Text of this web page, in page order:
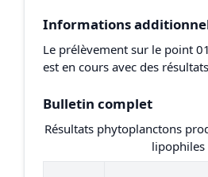
Informations
Le prélèvement sur le point
est en cours avec des
Bulletin complet
Résultats phytoplanctons
lipophiles